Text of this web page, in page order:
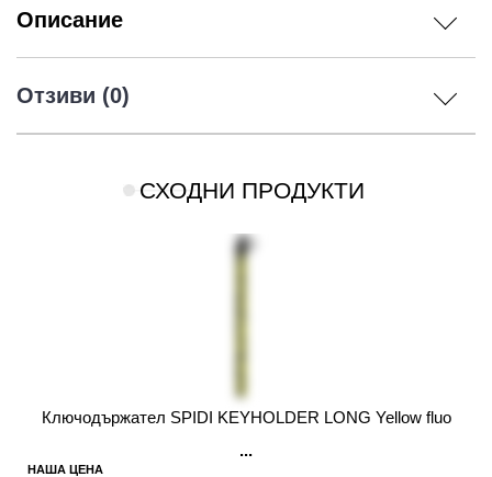
Описание
Отзиви (0)
СХОДНИ ПРОДУКТИ
Ключодържател SPIDI KEYHOLDER LONG Yellow fluo